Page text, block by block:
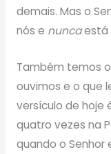
demais. Mas o
nós e nuncaestá
Também temos
ouvimos e o que
versículo de hoje
quatro vezes na
quando o